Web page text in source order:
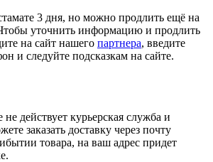
3 дня, но можно продлить ещё на
уточнить информацию и продлить
на сайт нашего партнера, введите
и следуйте подсказкам на сайте.
действует курьерская служба и
заказать доставку через почту
товара, на ваш адрес придет